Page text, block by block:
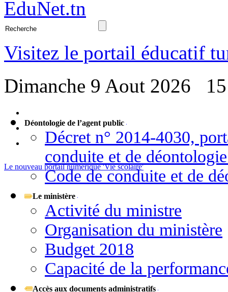
Visitez le portail éducatif
Dimanche 9 Aout 2026
Le nouveau portail numérique 'Vie scolaire'
Déontologie de l’agent public
Décret n° 2014-4030,
conduite et de
Code de conduite et de
Le ministère
Activité du ministre
Organisation du ministère
Budget 2018
Capacité de la
Accès aux documents administratifs